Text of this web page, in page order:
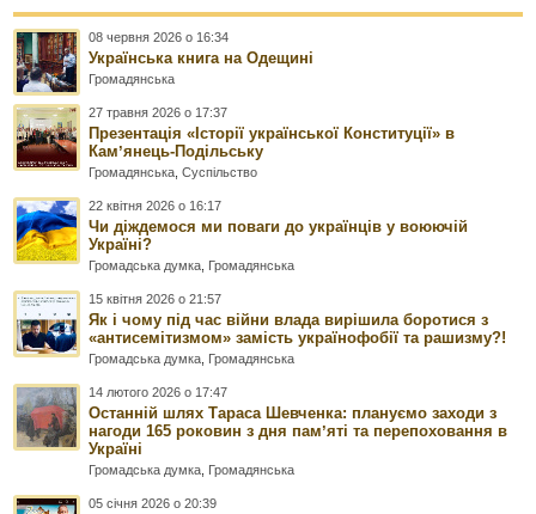
08 червня 2026 о 16:34
Українська книга на Одещині
Громадянська
27 травня 2026 о 17:37
Презентація «Історії української Конституції» в
Камʼянець-Подільську
Громадянська ,Суспільство
22 квітня 2026 о 16:17
Чи діждемося ми поваги до українців у воюючій
Україні?
Громадська думка Громадянська
15 квітня 2026 о 21:57
Як і чому під час війни влада вирішила боротися з
«антисемітизмом» замість українофобії та рашизму?!
Громадська думка Громадянська
14 лютого 2026 о 17:47
Останній шлях Тараса Шевченка: плануємо заходи з
нагоди 165 роковин з дня памʼяті та перепоховання в
Україні
Громадська думка Громадянська
05 січня 2026 о 20:39